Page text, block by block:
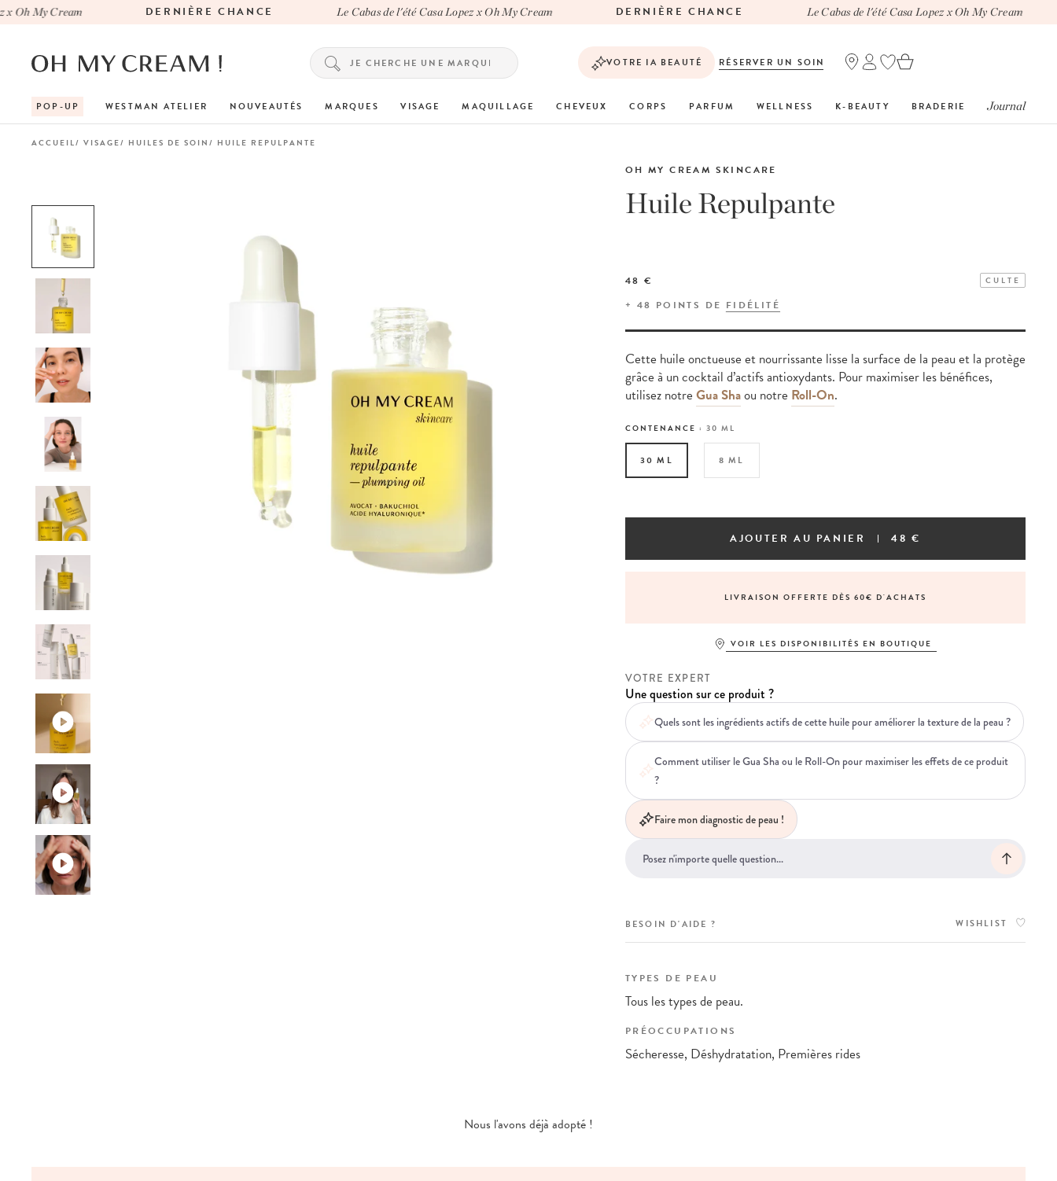
My Cream DERNIÈRE CHANCE Le Cabas de l'été Casa Lopez x Oh My Cream DERNIÈRE CHANCE Le Cabas de l'été Casa Lopez x Oh My Cream
VOTRE IA BEAUTÉ RÉSERVER UN SOIN
POP-UP WESTMAN ATELIER NOUVEAUTÉS MARQUES VISAGE MAQUILLAGE CHEVEUX CORPS PARFUM WELLNESS K-BEAUTY BRADERIE Journal
ACCUEIL VISAGE HUILES DE SOIN HUILE REPULPANTE
Huile Repulpante
OH MY CREAM SKINCARE
48 € CULTE
+ 48 POINTS DE FIDÉLITÉ
Cette huile onctueuse et nourrissante lisse la surface de la peau et la protège
grâce à un cocktail d’actifs antioxydants. Pour maximiser les bénéfices,
utilisez notre Gua Shaou notre Roll-On.
CONTENANCE : 30 ML
30 ML 8 ML
AJOUTER AU PANIER 48 €
LIVRAISON OFFERTE DÈS 60€ D'ACHATS
VOIR LES DISPONIBILITÉS EN BOUTIQUE
VOTRE EXPERT
Une question sur ce produit ?
Quels sont les ingrédients actifs de cette huile pour améliorer la texture de la peau ?
Comment utiliser le Gua Sha ou le Roll-On pour maximiser les effets de ce produit
?
Faire mon diagnostic de peau !
BESOIN D'AIDE ? WISHLIST
TYPES DE PEAU
Tous les types de peau.
PRÉOCCUPATIONS
Sécheresse, Déshydratation, Premières rides
Nous l'avons déjà adopté !